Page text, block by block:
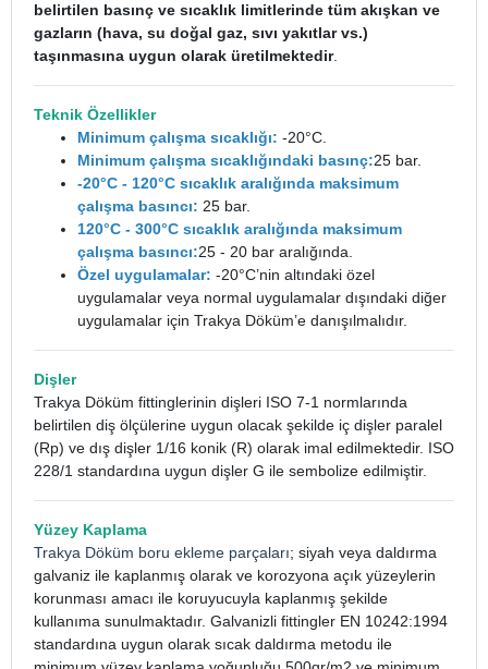
belirtilen basınç ve sıcaklık limitlerinde tüm akışkan ve
gazların (hava, su doğal gaz, sıvı yakıtlar vs.)
taşınmasına uygun olarak üretilmektedir.
Teknik Özellikler
Minimum çalışma sıcaklığı: -20°C.
Minimum çalışma sıcaklığındaki basınç:25 bar.
-20°C - 120°C sıcaklık aralığında maksimum
çalışma basıncı: 25 bar.
120°C - 300°C sıcaklık aralığında maksimum
çalışma basıncı:25 - 20 bar aralığında.
Özel uygulamalar: -20°C’nin altındaki özel
uygulamalar veya normal uygulamalar dışındaki diğer
uygulamalar için Trakya Döküm’e danışılmalıdır.
Dişler
Trakya Döküm fittinglerinin dişleri ISO 7-1 normlarında
belirtilen diş ölçülerine uygun olacak şekilde iç dişler paralel
(Rp) ve dış dişler 1/16 konik (R) olarak imal edilmektedir. ISO
228/1 standardına uygun dişler G ile sembolize edilmiştir.
Yüzey Kaplama
Trakya Döküm boru ekleme parçaları; siyah veya daldırma
galvaniz ile kaplanmış olarak ve korozyona açık yüzeylerin
korunması amacı ile koruyucuyla kaplanmış şekilde
kullanıma sunulmaktadır. Galvanizli fittingler EN 10242:1994
standardına uygun olarak sıcak daldırma metodu ile